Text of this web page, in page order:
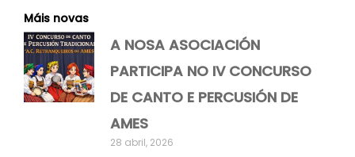
Máis novas
A NOSA ASOCIACIÓN
PARTICIPA NO IV CONCURSO
DE CANTO E PERCUSIÓN DE
AMES
28 abril, 2026